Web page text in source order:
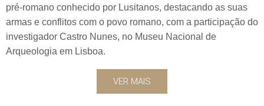
pré-romano conhecido por Lusitanos, destacando as suas
armas e conflitos com o povo romano, com a participação do
investigador Castro Nunes, no Museu Nacional de
Arqueologia em Lisboa.
VER MAIS